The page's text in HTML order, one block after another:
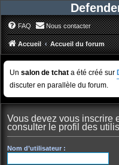
FAQ Nous contacter
Accueil Accueil du forum
Un salon de tchat a été créé sur
discuter en parallèle du forum.
Vous devez vous inscrire
consulter le profil des
Nom d’utilisateur :